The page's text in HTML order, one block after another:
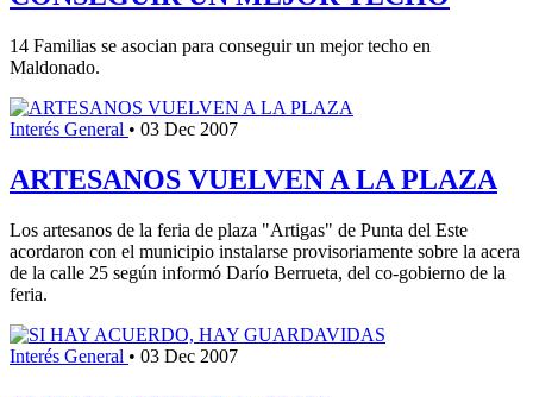
14 Familias se asocian para conseguir un mejor techo en
Maldonado.
Interés General • 03 Dec 2007
ARTESANOS VUELVEN A LA PLAZA
Los artesanos de la feria de plaza "Artigas" de Punta del Este
acordaron con el municipio instalarse provisoriamente sobre la acera
de la calle 25 según informó Darío Berrueta, del co-gobierno de la
feria.
Interés General • 03 Dec 2007